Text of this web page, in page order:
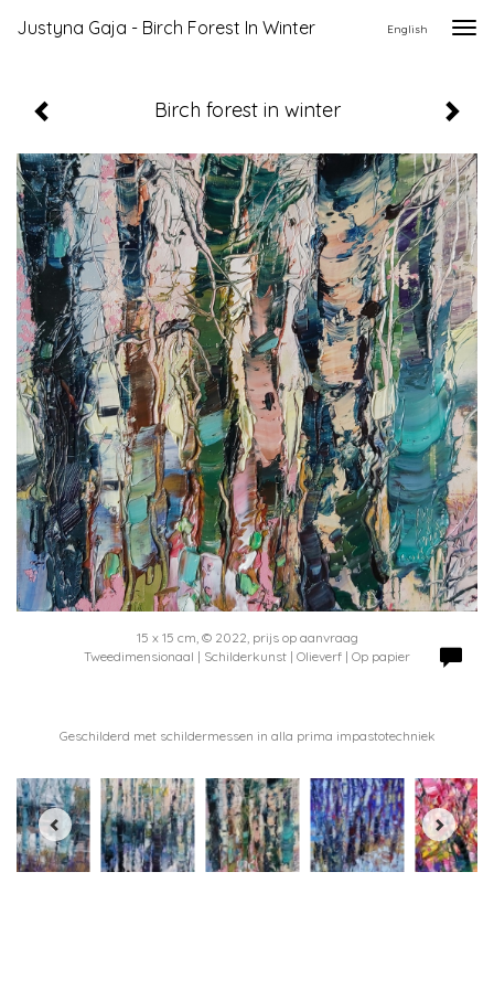
Justyna Gaja - Birch Forest In Winter English
Birch forest in winter
15 x 15 cm, © 2022, prijs op aanvraag
Tweedimensionaal | Schilderkunst | Olieverf | Op papier
Geschilderd met schildermessen in alla prima impastotechniek